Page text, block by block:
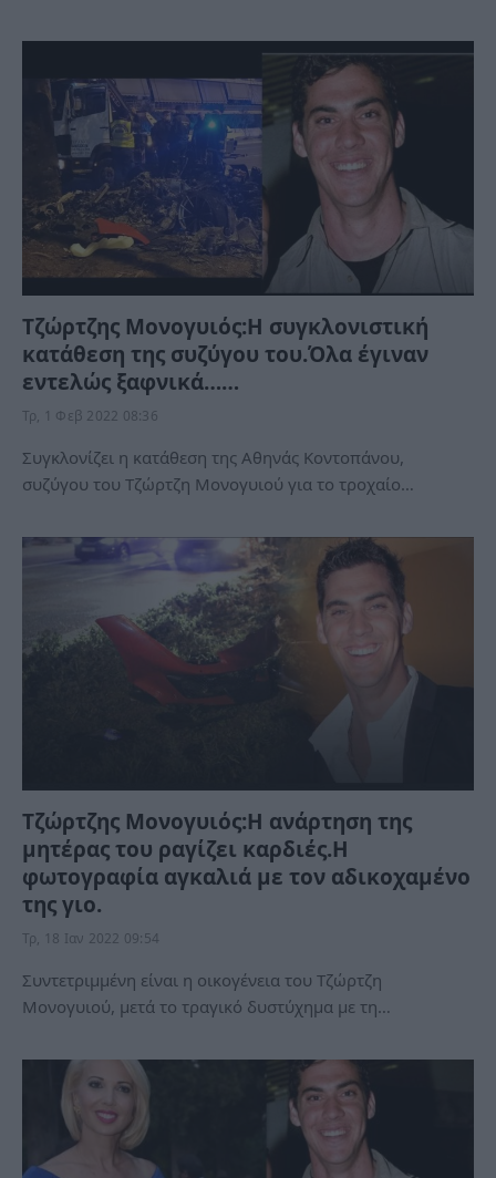
Τζώρτζης Μονογυιός:Η συγκλονιστική
κατάθεση της συζύγου του.Όλα έγιναν
εντελώς ξαφνικά……
Τρ, 1 Φεβ 2022 08:36
Συγκλονίζει η κατάθεση της Αθηνάς Κοντοπάνου,
συζύγου του Τζώρτζη Μονογυιού για το τροχαίο…
Τζώρτζης Μονογυιός:Η ανάρτηση της
μητέρας του ραγίζει καρδιές.Η
φωτογραφία αγκαλιά με τον αδικοχαμένο
της γιο.
Τρ, 18 Ιαν 2022 09:54
Συντετριμμένη είναι η οικογένεια του Τζώρτζη
Μονογυιού, μετά το τραγικό δυστύχημα με τη…